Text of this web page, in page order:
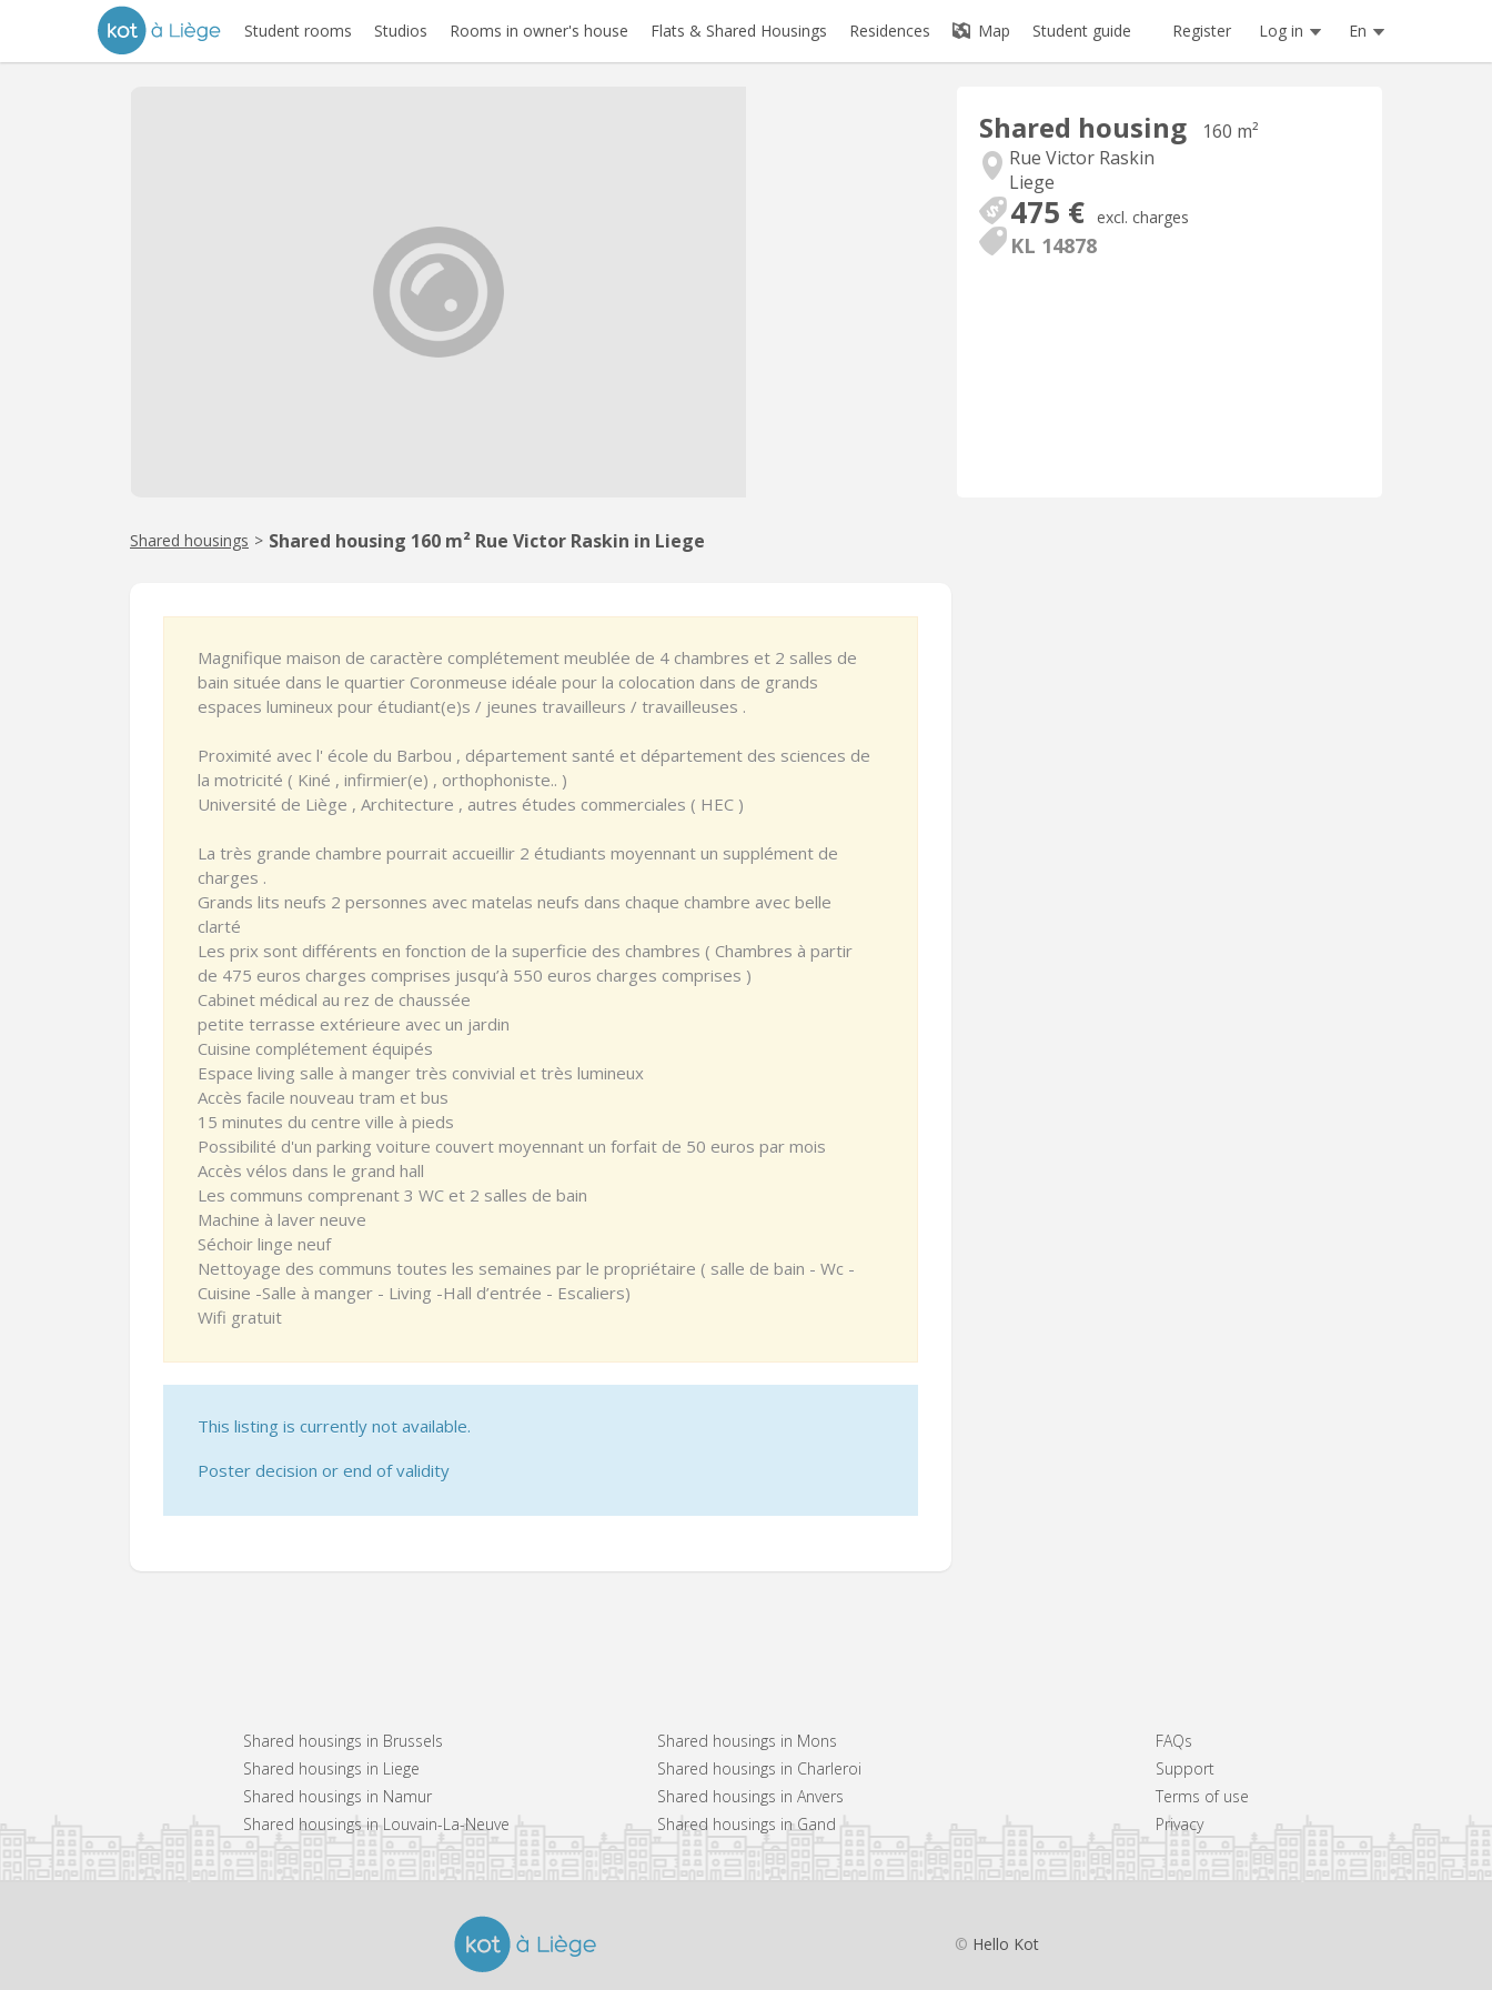
Student rooms Studios Rooms in owner's house Flats & Shared Housings Residences Map Student guide Register Log in En
Shared housing
160 m²
Rue Victor Raskin
Liege
475 € excl. charges
KL 14878
Shared housings > Shared housing 160 m² Rue Victor Raskin in Liege
Magnifique maison de caractère complétement meublée de 4 chambres et 2 salles de
bain située dans le quartier Coronmeuse idéale pour la colocation dans de grands
espaces lumineux pour étudiant(e)s / jeunes travailleurs / travailleuses .
Proximité avec l' école du Barbou , département santé et département des sciences de
la motricité ( Kiné , infirmier(e) , orthophoniste.. )
Université de Liège , Architecture , autres études commerciales ( HEC )
La très grande chambre pourrait accueillir 2 étudiants moyennant un supplément de
charges .
Grands lits neufs 2 personnes avec matelas neufs dans chaque chambre avec belle
clarté
Les prix sont différents en fonction de la superficie des chambres ( Chambres à partir
de 475 euros charges comprises jusqu’à 550 euros charges comprises )
Cabinet médical au rez de chaussée
petite terrasse extérieure avec un jardin
Cuisine complétement équipés
Espace living salle à manger très convivial et très lumineux
Accès facile nouveau tram et bus
15 minutes du centre ville à pieds
Possibilité d'un parking voiture couvert moyennant un forfait de 50 euros par mois
Accès vélos dans le grand hall
Les communs comprenant 3 WC et 2 salles de bain
Machine à laver neuve
Séchoir linge neuf
Nettoyage des communs toutes les semaines par le propriétaire ( salle de bain - Wc -
Cuisine -Salle à manger - Living -Hall d’entrée - Escaliers)
Wifi gratuit
This listing is currently not available.
Poster decision or end of validity
Shared housings in Brussels
Shared housings in Liege
Shared housings in Namur
Shared housings in Louvain-La-Neuve
Shared housings in Mons
Shared housings in Charleroi
Shared housings in Anvers
Shared housings in Gand
FAQs
Support
Terms of use
Privacy
© Hello Kot